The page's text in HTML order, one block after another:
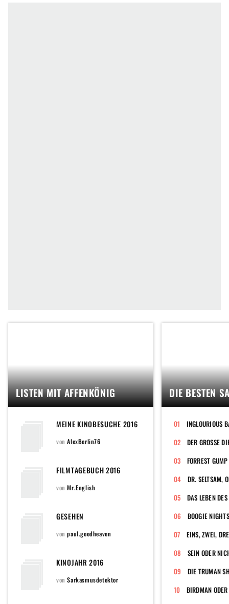
LISTEN MIT AFFENKÖNIG
MEINE KINOBESUCHE 2016
vonAlexBerlin76
FILMTAGEBUCH 2016
vonMr.English
GESEHEN
vonpaul.goodheaven
KINOJAHR 2016
vonSarkasmusdetektor
DIE BESTEN
INGLOURIOUS
DER GROSSE
FORREST GUMP
DAS LEBEN
BOOGIE NIGHTS
EINS, ZWEI,
SEIN ODER
DIE TRUMAN